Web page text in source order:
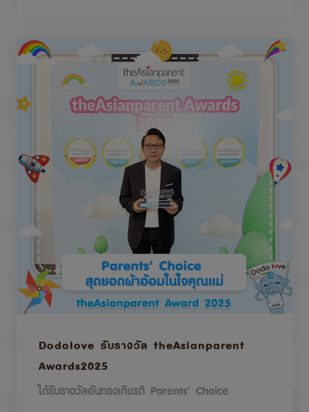
Dodolove รับรางวัล theAsianparent
Awards2025
ได้รับรางวัลอันทรงเกียรติ Parents’ Choice